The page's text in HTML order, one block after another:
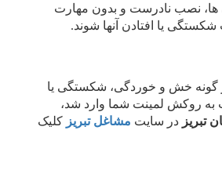
ها، نصب نادرست و بدون مهارت
یا افتادن آنها شوند.
گونه خش و خوردگی، شکستگی یا
به روکش لمینت شما وارد شد،
تبریز در سایت مشاغل تبریز کلیک